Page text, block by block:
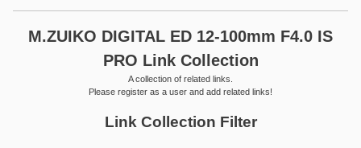
M.ZUIKO DIGITAL ED 12-100mm F4.0 IS
PRO Link Collection
A collection of related links.
Please register as a user and add related links!
Link Collection Filter